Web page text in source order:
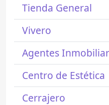
Tienda General
Vivero
Agentes
Centro de Estética
Cerrajero